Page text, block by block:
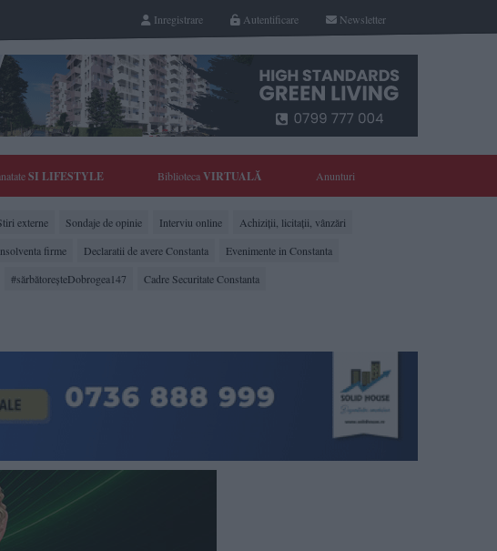
Newsletter
Autentificare
Inregistrare
SI LIFESTYLE BibliotecaVIRTUALĂ Anunturi
externe Sondaje de opinie Interviu online
Achiziții, licitații, vânzări
firme Declaratii de avere Constanta
Evenimente in Constanta
#sărbătoreşteDobrogea147 Cadre Securitate Constanta